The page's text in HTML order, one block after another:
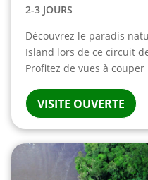
2-3 JOURS
Découvrez le paradis
Island lors de ce circuit
Profitez de vues à
VISITE OUVERTE